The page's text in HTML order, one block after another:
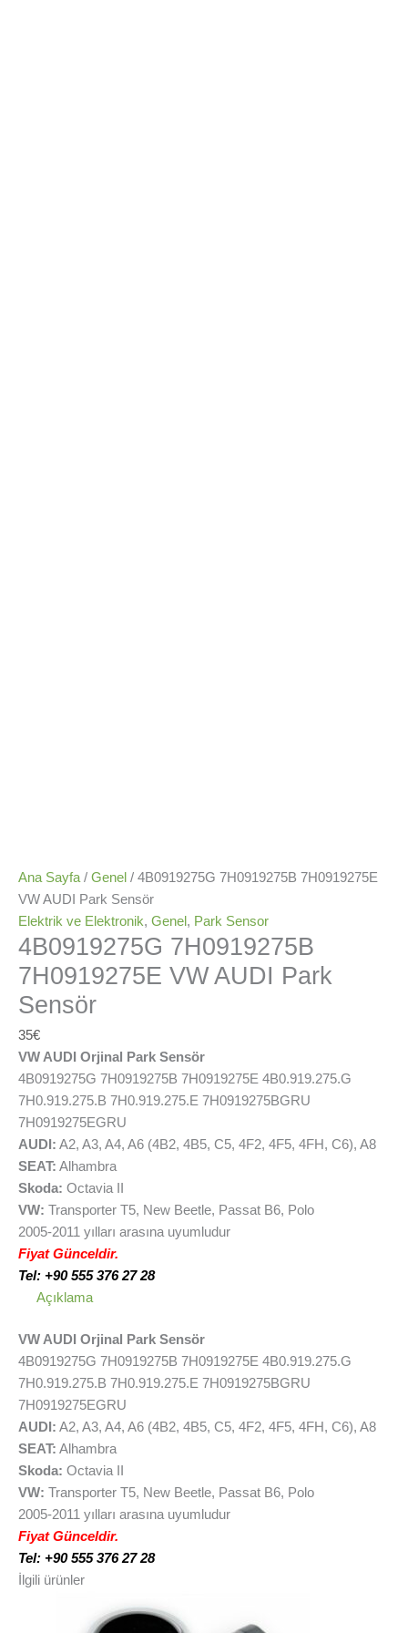
Ana Sayfa / Genel / 4B0919275G 7H0919275B 7H0919275E
VW AUDI Park Sensör
Elektrik ve Elektronik, Genel , Park Sensor
4B0919275G 7H0919275B
7H0919275E VW AUDI Park
Sensör
35€
VW AUDI Orjinal Park Sensör
4B0919275G 7H0919275B 7H0919275E 4B0.919.275.G
7H0.919.275.B 7H0.919.275.E 7H0919275BGRU
7H0919275EGRU
AUDI: A2, A3, A4, A6 (4B2, 4B5, C5, 4F2, 4F5, 4FH, C6), A8
SEAT: Alhambra
Skoda: Octavia II
VW: Transporter T5, New Beetle, Passat B6, Polo
2005-2011 yılları arasına uyumludur
Fiyat Günceldir.
Tel: +90 555 376 27 28
Açıklama
VW AUDI Orjinal Park Sensör
4B0919275G 7H0919275B 7H0919275E 4B0.919.275.G
7H0.919.275.B 7H0.919.275.E 7H0919275BGRU
7H0919275EGRU
AUDI: A2, A3, A4, A6 (4B2, 4B5, C5, 4F2, 4F5, 4FH, C6), A8
SEAT: Alhambra
Skoda: Octavia II
VW: Transporter T5, New Beetle, Passat B6, Polo
2005-2011 yılları arasına uyumludur
Fiyat Günceldir.
Tel: +90 555 376 27 28
İlgili ürünler